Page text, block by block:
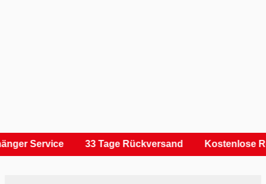
Service 33 Tage Rückversand Kostenlose